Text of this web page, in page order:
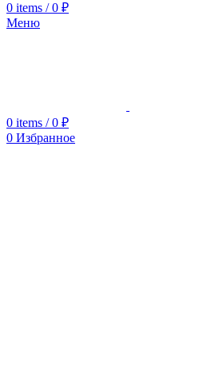
0 items / 0 ₽
Меню
0 items / 0 ₽
0 Избранное